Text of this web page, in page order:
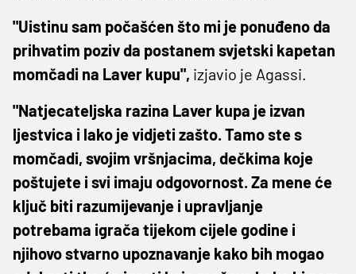
"Uistinu sam počašćen što mi je ponuđeno da
prihvatim poziv da postanem svjetski kapetan
momčadi na Laver kupu", izjavio je Agassi.
"Natjecateljska razina Laver kupa je izvan
ljestvica i lako je vidjeti zašto. Tamo ste s
momčadi, svojim vršnjacima, dečkima koje
poštujete i svi imaju odgovornost. Za mene će
ključ biti razumijevanje i upravljanje
potrebama igrača tijekom cijele godine i
njihovo stvarno upoznavanje kako bih mogao